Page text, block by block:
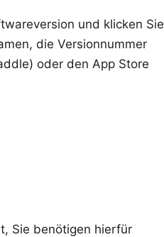
und klicken Sie
die Versionnummer
oder den App Store
Sie benötigen hierfür